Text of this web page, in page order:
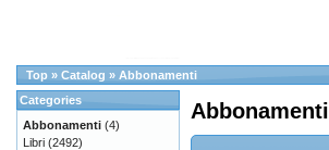
Top » Catalog » Abbonamenti
Abbonamenti
Categories
Abbonamenti (4)
Libri (2492)